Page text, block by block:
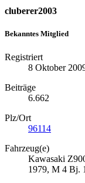
cluberer2003
Bekanntes Mitglied
Registriert
8 Oktober
Beiträge
6.662
Plz/Ort
96114
Fahrzeug(e)
Kawasaki
1979, M 4 Bj.